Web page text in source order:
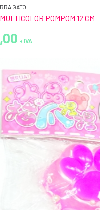
GATO
POMPOM 12 CM
+ IVA